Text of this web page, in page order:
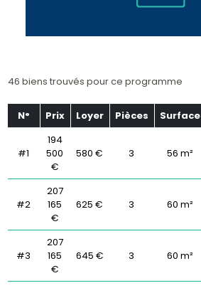
46 biens trouvés pour ce programme
N° Prix Loyer Pièces Surface
#1
194
500
€
580 € 3 56 m²
#2
207
165
€
625 € 3 60 m²
#3
207
165
€
645 € 3 60 m²